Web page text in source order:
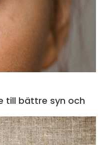
till bättre syn och